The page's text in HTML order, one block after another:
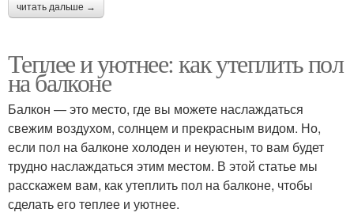
читать дальше →
Теплее и уютнее: как утеплить пол
на балконе
Балкон — это место, где вы можете наслаждаться
свежим воздухом, солнцем и прекрасным видом. Но,
если пол на балконе холоден и неуютен, то вам будет
трудно наслаждаться этим местом. В этой статье мы
расскажем вам, как утеплить пол на балконе, чтобы
сделать его теплее и уютнее.